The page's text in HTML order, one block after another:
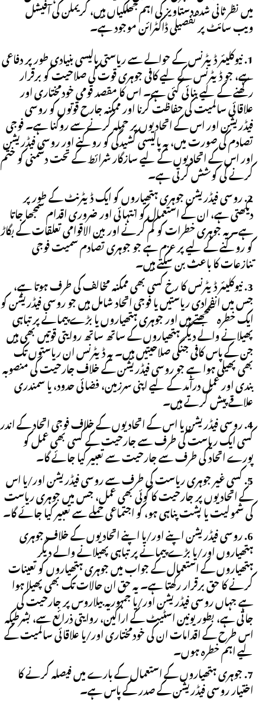
میں نظر ثانی شدہ دستاویز کی اہم جھلکیاں ہیں، کریملن کی آفیشل
ویب سائٹ پر تفصیلی ڈاکٹرائن موجود ہے۔
نیوکلیئر ڈیٹرنس کے حوالے سے ریاستی پالیسی بنیادی طور پر دفاعی
ہے، جو ڈیٹرنس کے لیے کافی جوہری قوت کی صلاحیت کو برقرار
رکھنے کے لیے بنائی گئی ہے۔ اس کا مقصد قومی خودمختاری اور
علاقائی سالمیت کی حفاظت کرنا اور ممکنہ جارح قوتوں کو روسی
فیڈریشن اور اس کے اتحادیوں پر حملہ کرنے سے روکنا ہے۔ فوجی
تصادم کی صورت میں، یہ پالیسی کشیدگی کو روکنے اور روسی فیڈریشن
اور اس کے اتحادیوں کے لیے سازگار شرائط کے تحت دشمنی کو ختم
کرنے کی کوشش کرتی ہے۔
روسی فیڈریشن جوہری ہتھیاروں کو ایک ڈیٹرنٹ کے طور پر
دیکھتی ہے، ان کے استعمال کو انتہائی اور ضروری اقدام سمجھا جاتا
ہے۔ یہ جوہری خطرات کو کم کرنے اور بین الاقوامی تعلقات کے بگاڑ
کو روکنے کے لیے پرعزم ہے جو جوہری تصادم سمیت فوجی
تنازعات کا باعث بن سکتے ہیں۔
نیوکلیئر ڈیٹرنس کا رخ کسی بھی ممکنہ مخالف کی طرف ہوتا ہے،
جس میں انفرادی ریاستیں یا فوجی اتحاد شامل ہیں جو روسی فیڈریشن کو
ایک خطرہ سمجھتے ہیں اور جوہری ہتھیاروں یا بڑے پیمانے پر تباہی
پھیلانے والے دیگر ہتھیاروں کے ساتھ ساتھ روایتی قوتیں بھی ہیں
جن کے پاس کافی جنگی صلاحیتیں ہیں۔ یہ ڈیٹرنس ان ریاستوں تک
بھی پھیلی ہوا ہے جو روسی فیڈریشن کے خلاف جارحیت کی منصوبہ
بندی اور عمل درآمد کے لیے اپنی سرزمین، فضائی حدود، یا سمندری
علاقے پیش کرتے ہیں۔
روسی فیڈریشن یا اس کے اتحادیوں کے خلاف فوجی اتحاد کے اندر
کسی ایک ریاست کی طرف سے جارحیت کے کسی بھی عمل کو
پورے اتحاد کی طرف سے جارحیت سے تعبیر کیا جائے گا۔
کسی غیر جوہری ریاست کی طرف سے روسی فیڈریشن اور/یا اس
کے اتحادیوں پر جارحیت کا کوئی بھی عمل، جس میں جوہری ریاست
کی شمولیت یا پشت پناہی ہو، کو اجتماعی حملے سے تعبیر کیا جائے گا۔
روسی فیڈریشن اپنے اور/یا اپنے اتحادیوں کے خلاف جوہری
ہتھیاروں اور/یا بڑے پیمانے پر تباہی پھیلانے والے دیگر
ہتھیاروں کے استعمال کے جواب میں جوہری ہتھیاروں کو تعینات
کرنے کا حق برقرار رکھتا ہے۔ یہ حق ان حالات تک بھی پھیلا ہوا
ہے جہاں روسی فیڈریشن اور/یا جمہوریہ بیلاروس پر جارحیت کی
جاتی ہے، بطور یونین اسٹیٹ کے اراکین، روایتی ذرائع سے، بشرطیکہ
اس طرح کے اقدامات ان کی خودمختاری اور/یا علاقائی سالمیت کے
لیے اہم خطرہ ہوں۔
جوہری ہتھیاروں کے استعمال کے بارے میں فیصلہ کرنے کا
اختیار روسی فیڈریشن کے صدر کے پاس ہے۔